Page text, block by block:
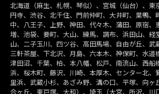
北海道（麻生、札幌、琴似）、宮城（仙台）、東
円寺、渋谷、北千住、門前仲町、大井町、巣鴨、
中、八王子、上野、神田、代々木、蒲田、原宿、
増、池袋、要町、大山、練馬、調布、浜田山、経
山、二子玉川、四ツ谷、高田馬場、自由が丘、武
三軒茶屋、下北沢、月島、六本木、神保町、水道
津田沼、千葉、柏、本八幡、松戸、南流山、西船
浜、桜木町、藤沢、川崎、本厚木、センター北、
里浜、武蔵小杉、あざみ野、溝の口、平塚、向ヶ
合ヶ丘、東戸塚、大和）、埼玉（大宮、所沢、川